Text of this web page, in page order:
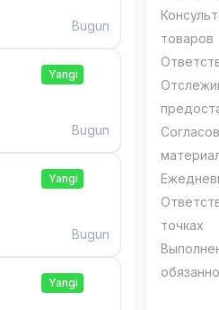
Bugun
Yangi
Bugun
Yangi
Bugun
Yangi
товаров
точках